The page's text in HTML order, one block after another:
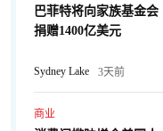
巴菲特将向家族基金会
捐赠1400亿美元
Sydney Lake 3天前
商业